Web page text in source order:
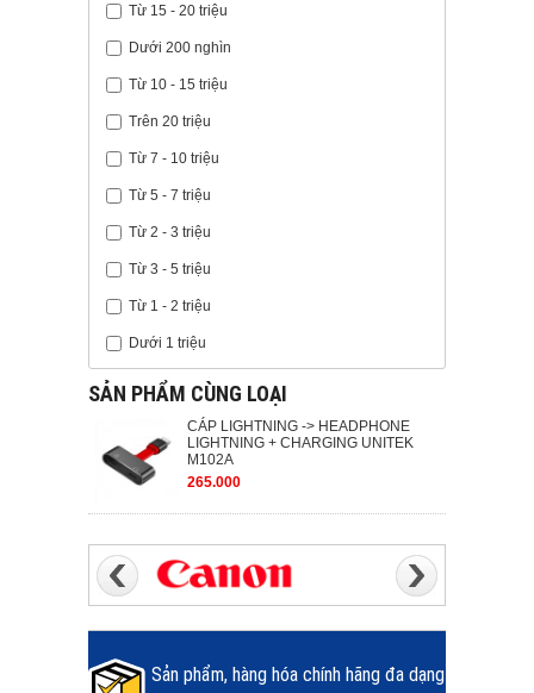
Từ 15 - 20 triệu
Dưới 200 nghìn
Từ 10 - 15 triệu
Trên 20 triệu
Từ 7 - 10 triệu
Từ 5 - 7 triệu
Từ 2 - 3 triệu
Từ 3 - 5 triệu
Từ 1 - 2 triệu
Dưới 1 triệu
SẢN PHẨM CÙNG LOẠI
CÁP LIGHTNING -> HEADPHONE
LIGHTNING + CHARGING UNITEK
M102A
265.000
Sản phẩm, hàng hóa chính hãng đa dạng